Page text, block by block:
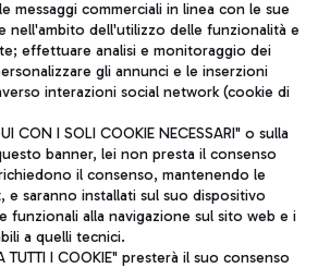
Trenitalia.
per raggiungere l'aeroporto
TRAVEL JOURNAL
ITA
- Società soggetta a direzione e
S.p.A.
messaggi commerciali in linea con le sue
nell'ambito dell'utilizzo delle funzionalità e
effettuare analisi e monitoraggio dei
gli annunci e le inserzioni
interazioni social network (cookie di
CON I SOLI COOKIE NECESSARI" o sulla
banner, lei non presta il consenso
il consenso, mantenendo le
e saranno installati sul suo dispositivo
funzionali alla navigazione sul sito web e i
a quelli tecnici.
TUTTI I COOKIE" presterà il suo consenso